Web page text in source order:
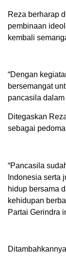
Reza berharap
pembinaan
kembali
“Dengan
bersemangat
pancasila
Ditegaskan
sebagai
“Pancasila
Indonesia serta
hidup bersama
kehidupan
Partai Gerindra